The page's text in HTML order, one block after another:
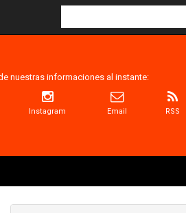
nuestras informaciones al instante:
Instagram Email RSS